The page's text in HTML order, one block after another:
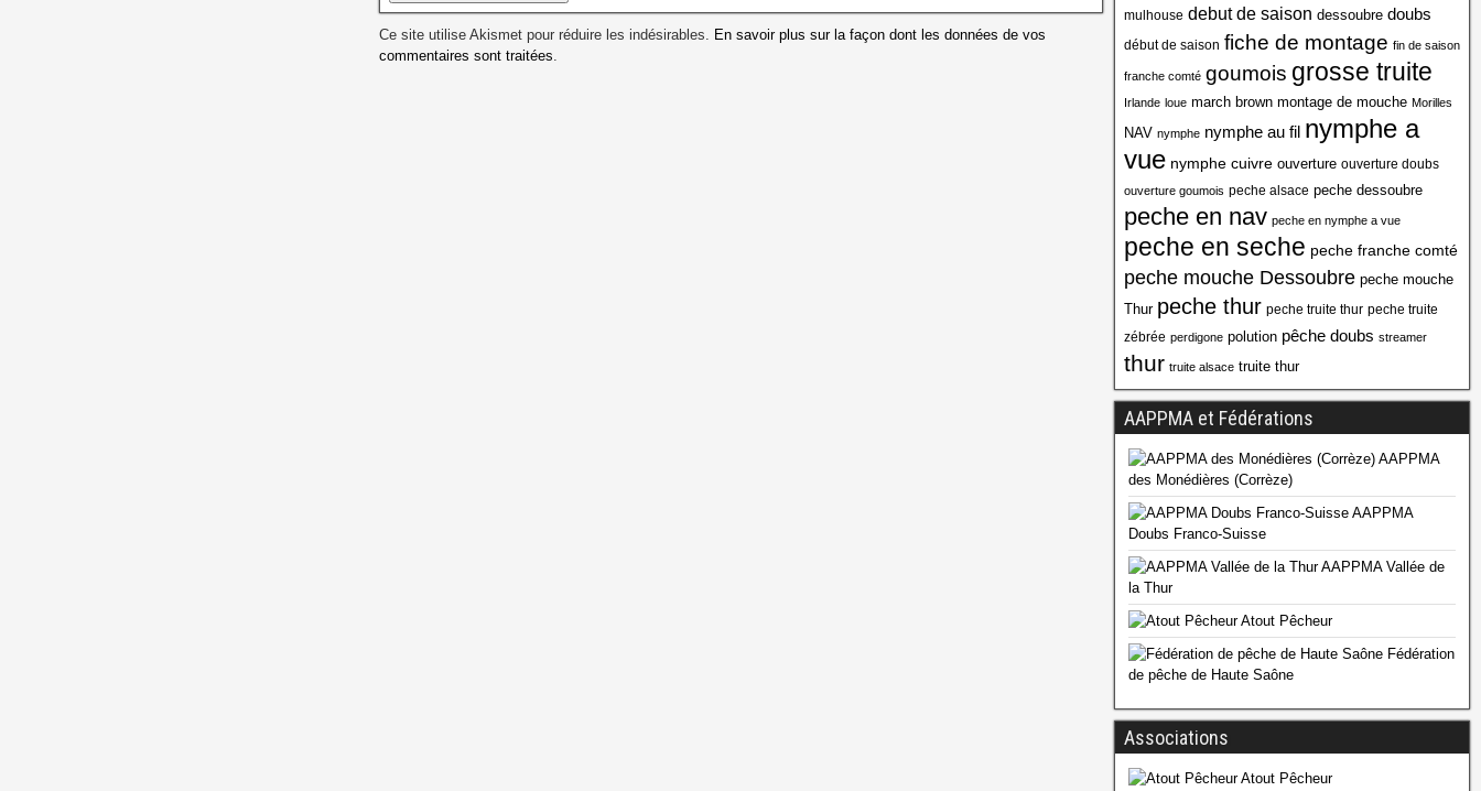
Ce site utilise Akismet pour réduire les indésirables.
En savoir plus sur la façon dont les données de vos
commentaires sont traitées
mulhouse debut de saison dessoubre doubs
début de saison fiche de montage fin de saison
franche comté goumois grosse truite
Irlande loue march brown montage de mouche Morilles
NAV nymphe nymphe au fil nymphe a
vue nymphe cuivre ouverture ouverture doubs
ouverture goumois peche alsace peche dessoubre
peche en nav peche en nymphe a vue
peche en seche peche franche comté
peche mouche Dessoubre peche mouche
Thur peche thur peche truite thur peche truite
zébrée perdigone polution pêche doubs streamer
thur truite alsace truite thur
AAPPMA et Fédérations
AAPPMA
des Monédières (Corrèze)
AAPPMA
Doubs Franco-Suisse
AAPPMA Vallée de
la Thur
Atout Pêcheur
Fédération
de pêche de Haute Saône
Associations
Atout Pêcheur